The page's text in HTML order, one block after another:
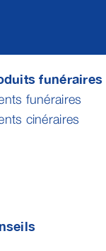
funéraires
funéraires
cinéraires